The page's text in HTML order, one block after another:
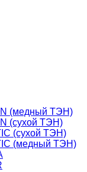
(медный ТЭН)
(сухой ТЭН)
(сухой ТЭН)
(медный ТЭН)